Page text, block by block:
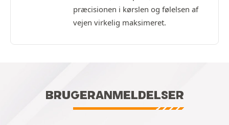
præcisionen i kørslen og følelsen af
vejen virkelig maksimeret.
BRUGERANMELDELSER